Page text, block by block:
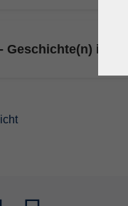
Geschichte(n) im